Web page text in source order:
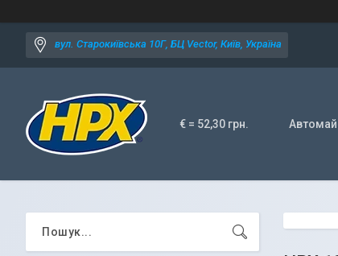
вул. Старокиївська 10Г, БЦ Vector, Київ, Україна
€ = 52,30 грн.